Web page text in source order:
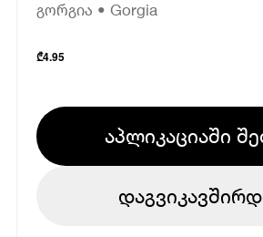
გორგია • Gorgia
₾4.95
აპლიკაციაში